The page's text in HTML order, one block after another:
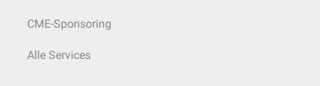
CME-Sponsoring
Alle Services